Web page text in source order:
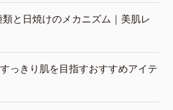
類と日焼けのメカニズム｜美肌レ
っきり肌を目指すおすすめアイテ